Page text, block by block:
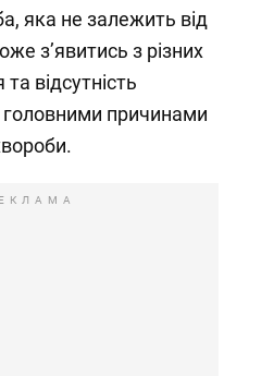
яка не залежить від
з’явитись з різних
відсутність
головними причинами